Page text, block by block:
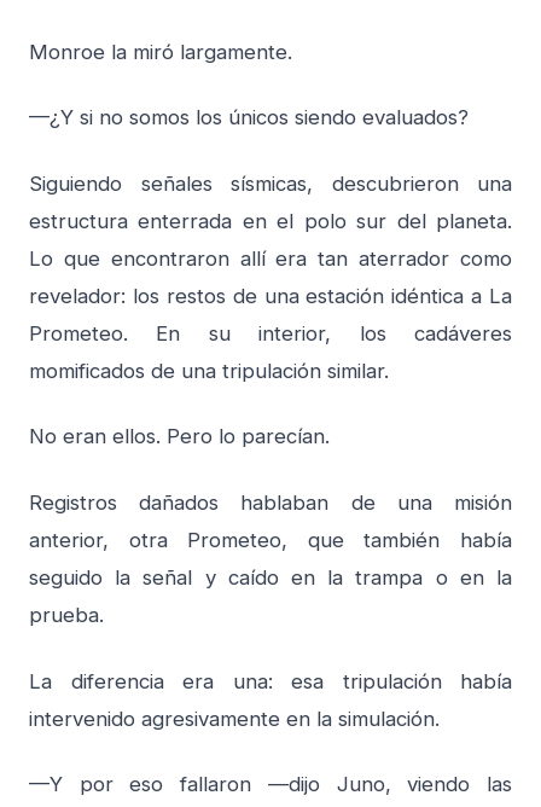
Monroe la miró largamente.
—¿Y si no somos los únicos siendo evaluados?
Siguiendo señales sísmicas, descubrieron una
estructura enterrada en el polo sur del planeta.
Lo que encontraron allí era tan aterrador como
revelador: los restos de una estación idéntica a La
Prometeo. En su interior, los cadáveres
momificados de una tripulación similar.
No eran ellos. Pero lo parecían.
Registros dañados hablaban de una misión
anterior, otra Prometeo, que también había
seguido la señal y caído en la trampa o en la
prueba.
La diferencia era una: esa tripulación había
intervenido agresivamente en la simulación.
—Y por eso fallaron —dijo Juno, viendo las